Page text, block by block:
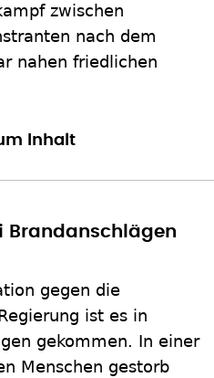
zwischen
nach dem
nahen friedlichen
Inhalt
Brandanschlägen
gegen die
ist es in
gekommen. In einer
Menschen gestorb